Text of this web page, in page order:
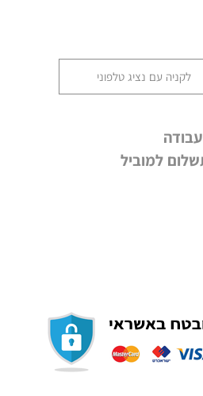
לקניה עם נציג טלפוני